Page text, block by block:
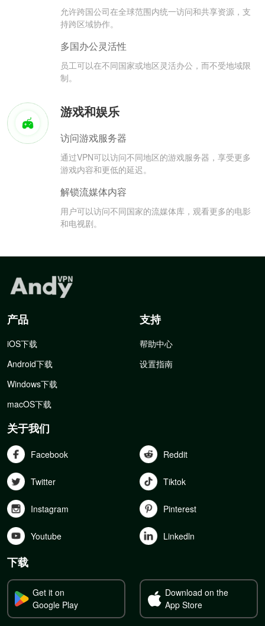
允许跨国公司在全球范围内统一访问和共享资源，支
持跨区域协作。
多国办公灵活性
员工可以在不同国家或地区灵活办公，而不受地域限
制。
游戏和娱乐
访问游戏服务器
通过VPN可以访问不同地区的游戏服务器，享受更多
游戏内容和更低的延迟。
解锁流媒体内容
用户可以访问不同国家的流媒体库，观看更多的电影
和电视剧。
产品
iOS下载
Android下载
Windows下载
macOS下载
支持
帮助中心
设置指南
关于我们
Facebook Reddit
Twitter Tiktok
Instagram Pinterest
Youtube Linkedln
下载
Get it on
Google Play
Download on the
App Store